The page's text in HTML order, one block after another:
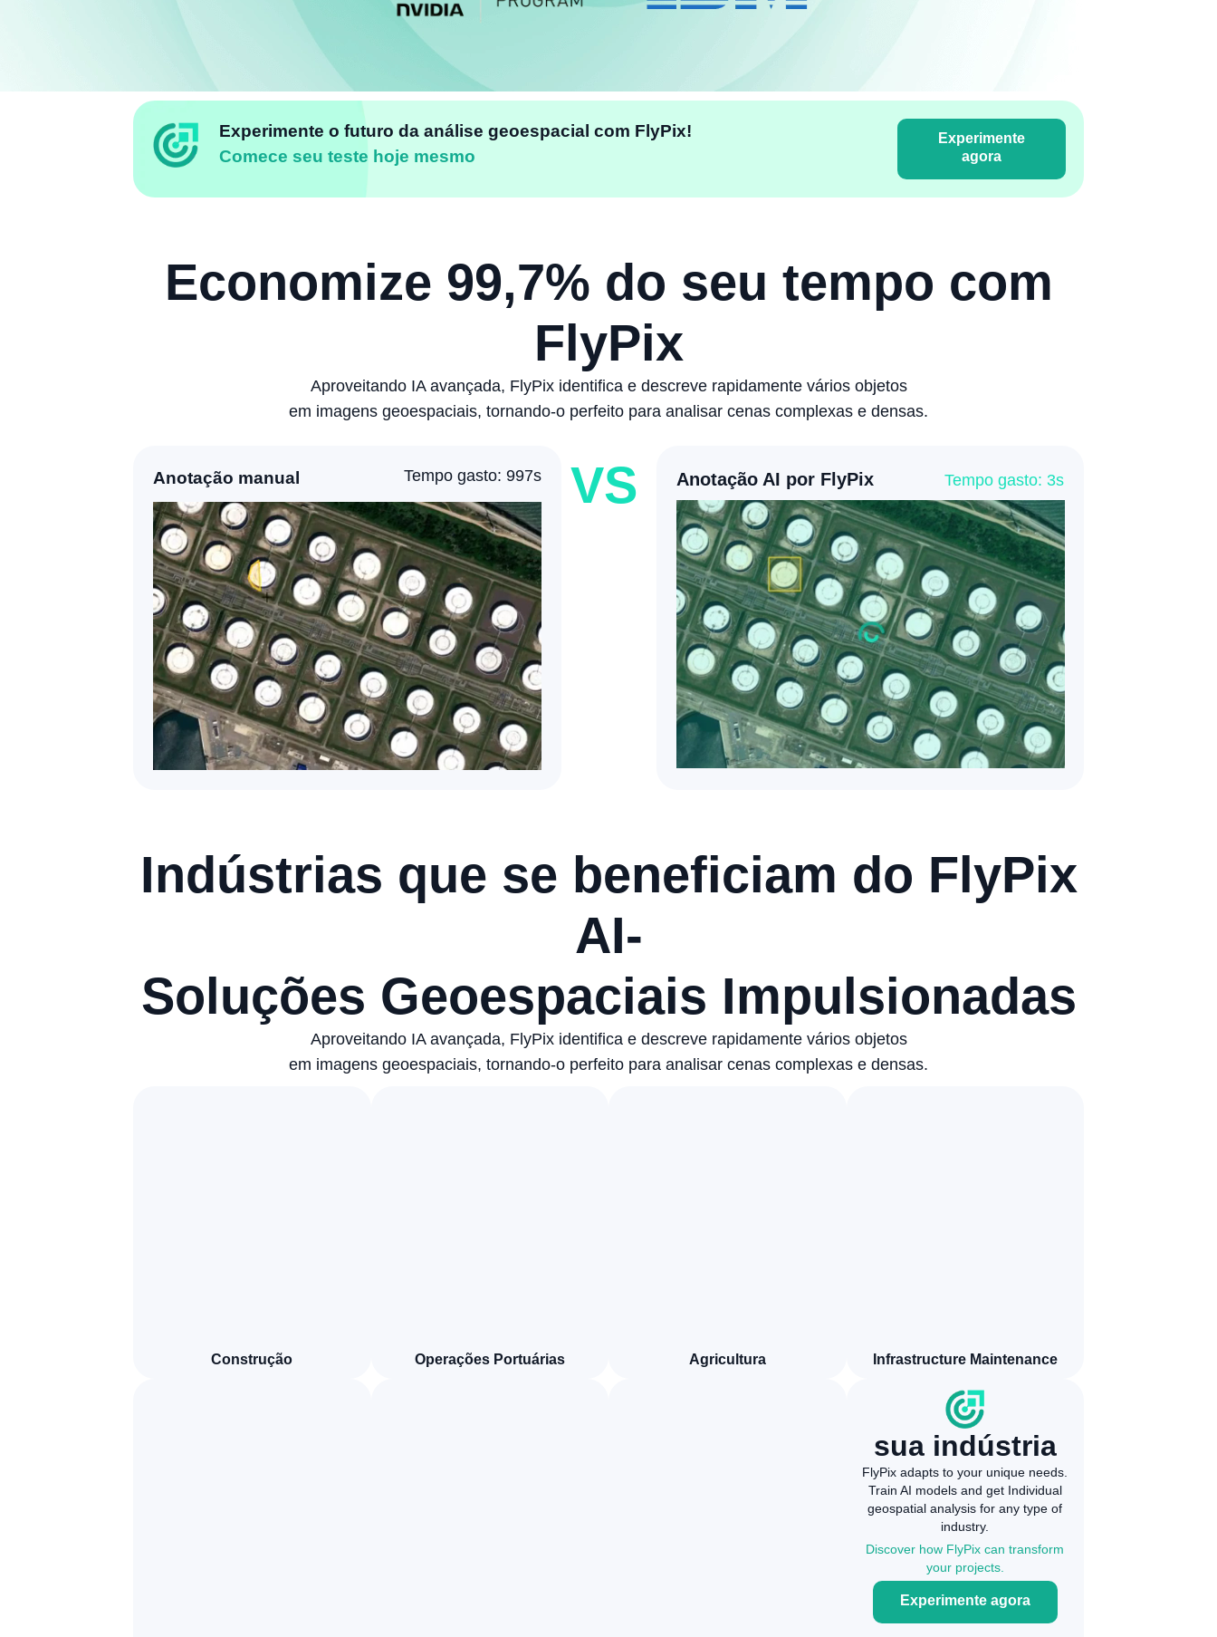
Experimente o futuro da análise geoespacial com FlyPix!
Comece seu teste hoje mesmo
Experimente
agora
Economize 99,7% do seu tempo com
FlyPix
Aproveitando IA avançada, FlyPix identifica e descreve rapidamente vários objetos
em imagens geoespaciais, tornando-o perfeito para analisar cenas complexas e densas.
Anotação manual Tempo gasto: 997s Anotação manual Tempo gasto: 430s Anotação manual
VS Anotação AI por FlyPix Tempo gasto: 3s
Indústrias que se beneficiam do FlyPix
AI-
Soluções Geoespaciais Impulsionadas
Aproveitando IA avançada, FlyPix identifica e descreve rapidamente vários objetos
em imagens geoespaciais, tornando-o perfeito para analisar cenas complexas e densas.
Construção Operações Portuárias Agricultura Infrastructure Maintenance
sua indústria
FlyPix adapts to your unique needs.
Train AI models and get Individual
geospatial analysis for any type of
industry.
Discover how FlyPix can transform
your projects.
Experimente agora